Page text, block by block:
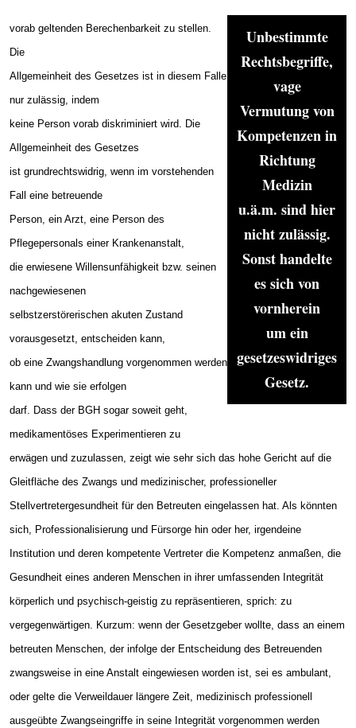
Unbestimmte
Rechtsbegriffe,
vage
Vermutung von
Kompetenzen in
Richtung
Medizin
u.ä.m. sind hier
nicht zulässig.
Sonst handelte
es sich von
vornherein
um ein
gesetzeswidriges
Gesetz.
vorab geltenden Berechenbarkeit zu stellen.
Die
Allgemeinheit des Gesetzes ist in diesem Falle
nur zulässig, indem
keine Person vorab diskriminiert wird. Die
Allgemeinheit des Gesetzes
ist grundrechtswidrig, wenn im vorstehenden
Fall eine betreuende
Person, ein Arzt, eine Person des
Pflegepersonals einer Krankenanstalt,
die erwiesene Willensunfähigkeit bzw. seinen
nachgewiesenen
selbstzerstörerischen akuten Zustand
vorausgesetzt, entscheiden kann,
ob eine Zwangshandlung vorgenommen werden
kann und wie sie erfolgen
darf. Dass der BGH sogar soweit geht,
medikamentöses Experimentieren zu
erwägen und zuzulassen, zeigt wie sehr sich das hohe Gericht auf die
Gleitfläche des Zwangs und medizinischer, professioneller
Stellvertretergesundheit für den Betreuten eingelassen hat. Als könnten
sich, Professionalisierung und Fürsorge hin oder her, irgendeine
Institution und deren kompetente Vertreter die Kompetenz anmaßen, die
Gesundheit eines anderen Menschen in ihrer umfassenden Integrität
körperlich und psychisch-geistig zu repräsentieren, sprich: zu
vergegenwärtigen. Kurzum: wenn der Gesetzgeber wollte, dass an einem
betreuten Menschen, der infolge der Entscheidung des Betreuenden
zwangsweise in eine Anstalt eingewiesen worden ist, sei es ambulant,
oder gelte die Verweildauer längere Zeit, medizinisch professionell
ausgeübte Zwangseingriffe in seine Integrität vorgenommen werden